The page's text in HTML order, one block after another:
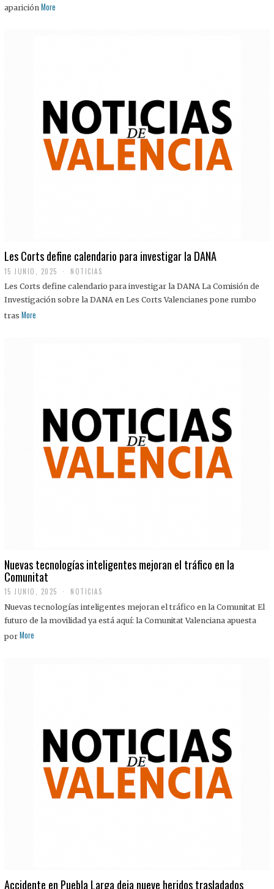
aparición More
Les Corts define calendario para investigar la DANA
15 JUNIO, 2025 NOTICIAS
Les Corts define calendario para investigar la DANA La Comisión de
Investigación sobre la DANA en Les Corts Valencianes pone rumbo
tras More
Nuevas tecnologías inteligentes mejoran el tráfico en la
Comunitat
15 JUNIO, 2025 NOTICIAS
Nuevas tecnologías inteligentes mejoran el tráfico en la Comunitat El
futuro de la movilidad ya está aquí: la Comunitat Valenciana apuesta
por More
Accidente en Puebla Larga deja nueve heridos trasladados